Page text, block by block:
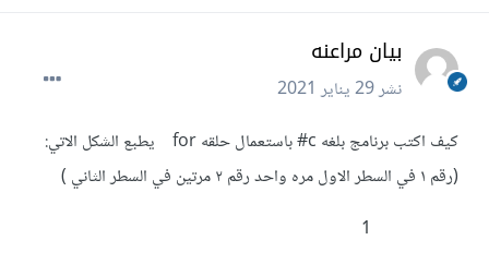
بيان مراعنه
نشر29 يناير 2021
كيف اكتب برنامج بلغه c# باستعمال حلقه for يطبع الشكل الاتي:
(رقم ١ في السطر الاول مره واحد رقم ٢ مرتين في السطر الثاني )